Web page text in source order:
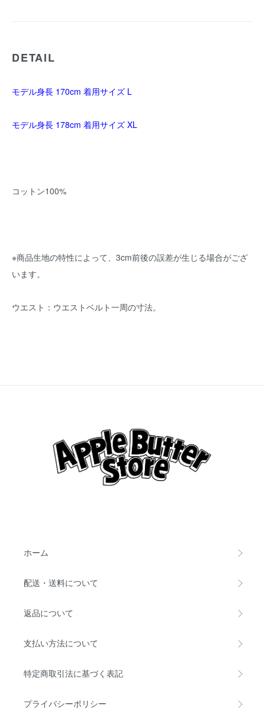
DETAIL
モデル身長 170cm 着用サイズ L
モデル身長 178cm 着用サイズ XL
コットン100%
※商品生地の特性によって、3cm前後の誤差が生じる場合がござ
います。
ウエスト：ウエストベルト一周の寸法。
ホーム
配送・送料について
返品について
支払い方法について
特定商取引法に基づく表記
プライバシーポリシー